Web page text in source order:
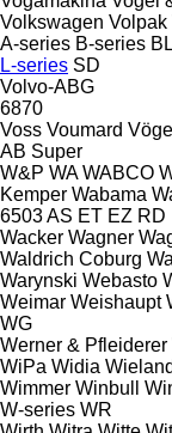
Volkswagen Volpak
A-series B-series BL
L-series SD
Volvo-ABG
6870
Voss Voumard
AB Super
W&P WA WABCO
Kemper Wabama
6503AS ET EZ RD
Wacker Wagner
Waldrich Coburg
Warynski Webasto
Weimar Weishaupt
WG
Werner & Pfleiderer
WiPa Widia Wieland
Wimmer Winbull
W-series WR